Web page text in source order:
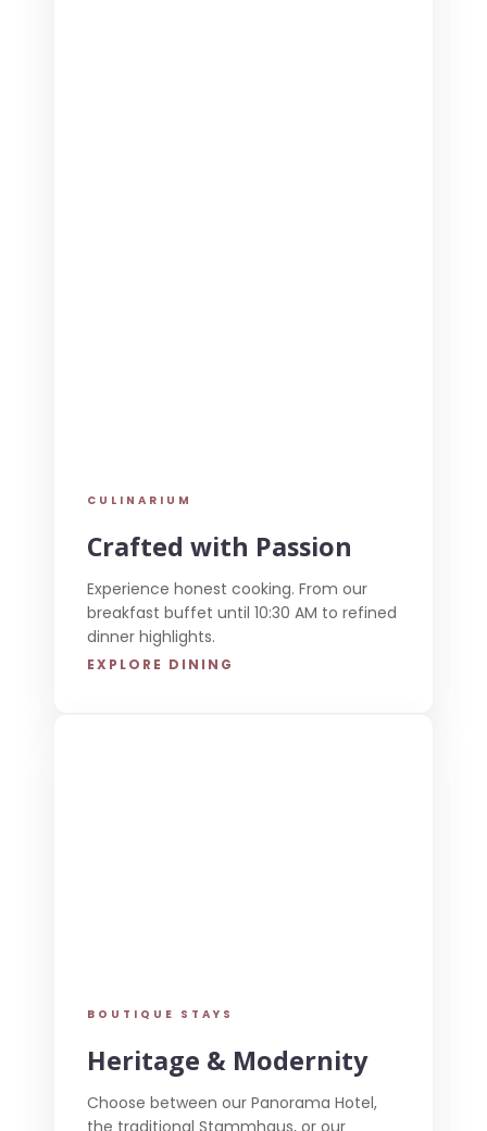
CULINARIUM
Crafted with Passion
Experience honest cooking. From our
breakfast buffet until 10:30 AM to refined
dinner highlights.
EXPLORE DINING
BOUTIQUE STAYS
Heritage & Modernity
Choose between our Panorama Hotel,
the traditional Stammhaus, or our